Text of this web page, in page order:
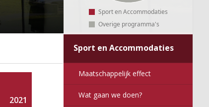
Sport en Accommodaties
Overige programma's
Sport en Accommodaties
Maatschappelijk effect
Wat gaan we doen?
2021